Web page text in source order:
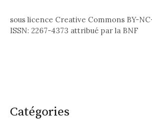
sous licence Creative Commons BY-
ISSN: 2267-4373 attribué par la BNF
Catégories